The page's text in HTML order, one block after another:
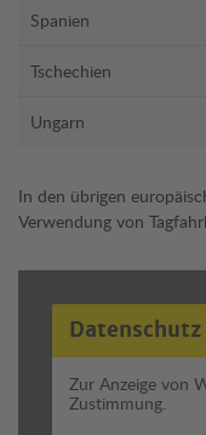
Spanien
Tschechien
Ungarn
In den übrigen
Verwendung von
Datenschutz
Zur Anzeige von
Zustimmung.